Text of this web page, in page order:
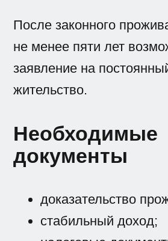
После законного
не менее пяти лет
заявление на
жительство.
Необходимые
документы
доказательство
стабильный доход;